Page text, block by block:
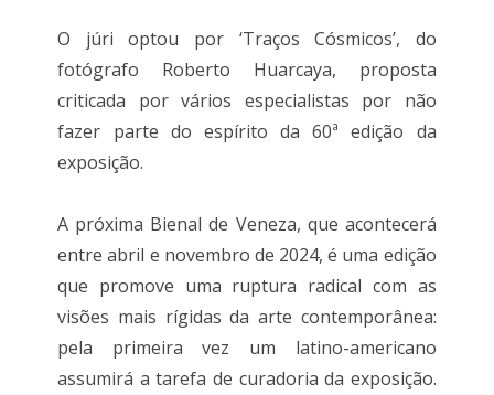
O júri optou por ‘Traços Cósmicos’, do
fotógrafo Roberto Huarcaya, proposta
criticada por vários especialistas por não
fazer parte do espírito da 60ª edição da
exposição.
A próxima Bienal de Veneza, que acontecerá
entre abril e novembro de 2024, é uma edição
que promove uma ruptura radical com as
visões mais rígidas da arte contemporânea:
pela primeira vez um latino-americano
assumirá a tarefa de curadoria da exposição.